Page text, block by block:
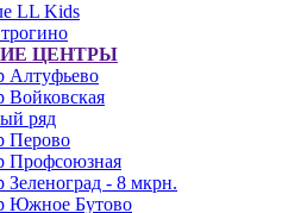
LL Kids
ЦЕНТРЫ
Алтуфьево
Войковская
ряд
Перово
Профсоюзная
- 8 мкрн.
Южное Бутово